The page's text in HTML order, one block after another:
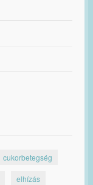
cukorbetegség
elhízás